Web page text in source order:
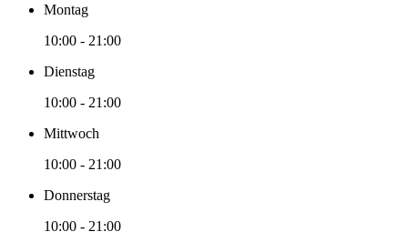
Montag
10:00 - 21:00
Dienstag
10:00 - 21:00
Mittwoch
10:00 - 21:00
Donnerstag
10:00 - 21:00